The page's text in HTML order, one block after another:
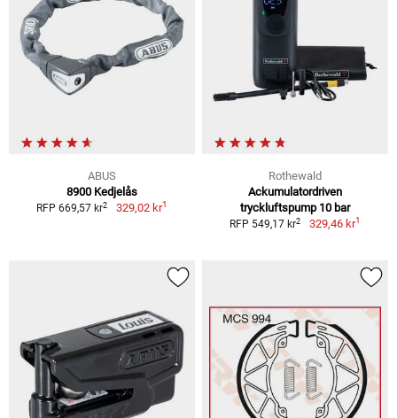
ABUS
8900 Kedjelås
RFP 669,57 kr2 329,02 kr1
Rothewald
Ackumulatordriven
tryckluftspump 10 bar
RFP 549,17 kr2 329,46 kr1